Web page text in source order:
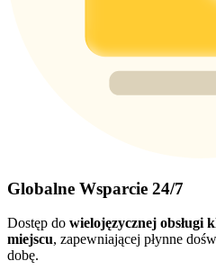
Globalne Wsparcie 24/7
Dostęp do wielojęzycznej obsługi
miejscu, zapewniającej płynne
dobę.